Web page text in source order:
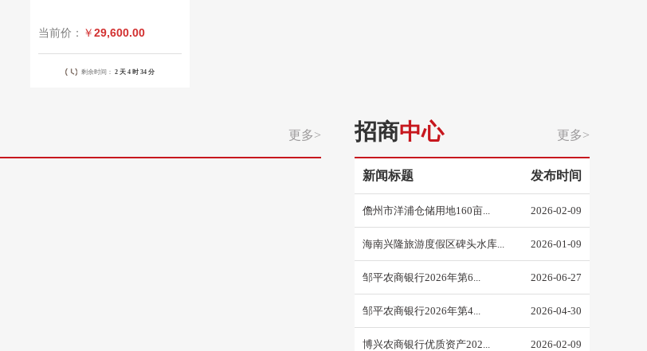
当前价： ￥ 29,600.00
剩余时间： 2 天 4 时 34 分
更多> 招商中心 更多>
新闻标题 发布时间
儋州市洋浦仓储用地160亩... 2026-02-09
海南兴隆旅游度假区碑头水库... 2026-01-09
邹平农商银行2026年第6... 2026-06-27
邹平农商银行2026年第4... 2026-04-30
博兴农商银行优质资产202... 2026-02-09